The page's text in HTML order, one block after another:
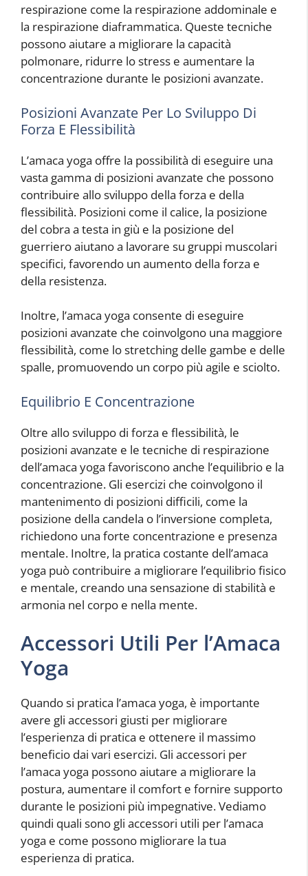
respirazione come la respirazione addominale e
la respirazione diaframmatica. Queste tecniche
possono aiutare a migliorare la capacità
polmonare, ridurre lo stress e aumentare la
concentrazione durante le posizioni avanzate.
Posizioni Avanzate Per Lo Sviluppo Di
Forza E Flessibilità
L’amaca yoga offre la possibilità di eseguire una
vasta gamma di posizioni avanzate che possono
contribuire allo sviluppo della forza e della
flessibilità. Posizioni come il calice, la posizione
del cobra a testa in giù e la posizione del
guerriero aiutano a lavorare su gruppi muscolari
specifici, favorendo un aumento della forza e
della resistenza.
Inoltre, l’amaca yoga consente di eseguire
posizioni avanzate che coinvolgono una maggiore
flessibilità, come lo stretching delle gambe e delle
spalle, promuovendo un corpo più agile e sciolto.
Equilibrio E Concentrazione
Oltre allo sviluppo di forza e flessibilità, le
posizioni avanzate e le tecniche di respirazione
dell’amaca yoga favoriscono anche l’equilibrio e la
concentrazione. Gli esercizi che coinvolgono il
mantenimento di posizioni difficili, come la
posizione della candela o l’inversione completa,
richiedono una forte concentrazione e presenza
mentale. Inoltre, la pratica costante dell’amaca
yoga può contribuire a migliorare l’equilibrio fisico
e mentale, creando una sensazione di stabilità e
armonia nel corpo e nella mente.
Accessori Utili Per l’Amaca
Yoga
Quando si pratica l’amaca yoga, è importante
avere gli accessori giusti per migliorare
l’esperienza di pratica e ottenere il massimo
beneficio dai vari esercizi. Gli accessori per
l’amaca yoga possono aiutare a migliorare la
postura, aumentare il comfort e fornire supporto
durante le posizioni più impegnative. Vediamo
quindi quali sono gli accessori utili per l’amaca
yoga e come possono migliorare la tua
esperienza di pratica.